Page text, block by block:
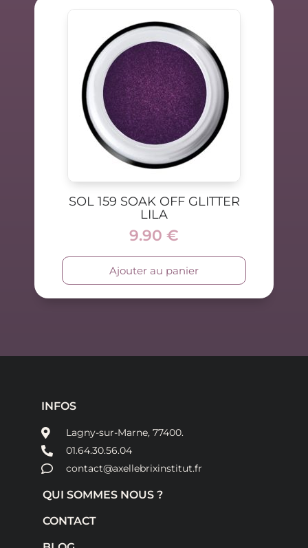
SOL 159 SOAK OFF GLITTER
LILA
9.90 €
Ajouter au panier
INFOS
Lagny-sur-Marne, 77400.
01.64.30.56.04
contact@axellebrixinstitut.fr
QUI SOMMES NOUS ?
CONTACT